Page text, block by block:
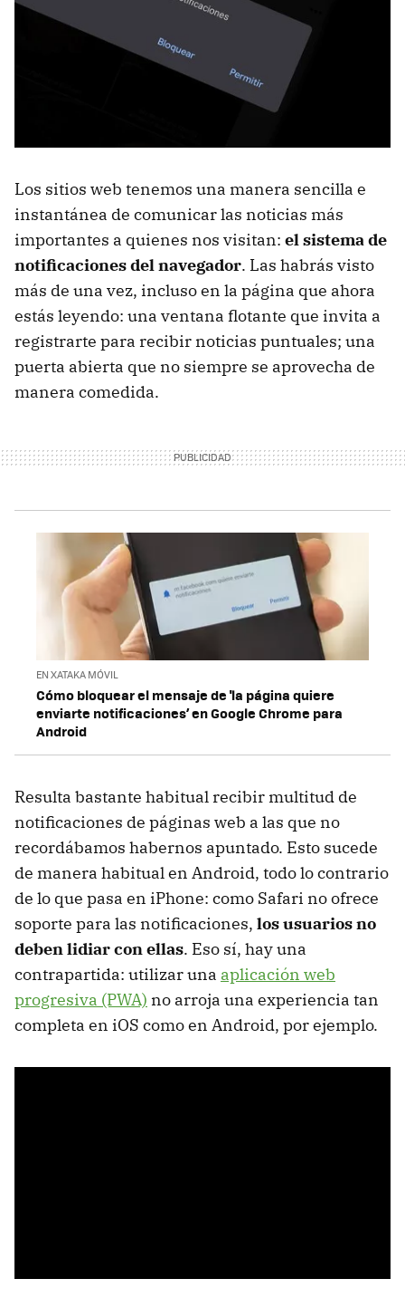
Los sitios web tenemos una manera sencilla e
instantánea de comunicar las noticias más
importantes a quienes nos visitan: el sistema de
notificaciones del navegador. Las habrás visto
más de una vez, incluso en la página que ahora
estás leyendo: una ventana flotante que invita a
registrarte para recibir noticias puntuales; una
puerta abierta que no siempre se aprovecha de
manera comedida.
EN XATAKA MÓVIL
Cómo bloquear el mensaje de 'la página quiere
enviarte notificaciones’ en Google Chrome para
Android
Resulta bastante habitual recibir multitud de
notificaciones de páginas web a las que no
recordábamos habernos apuntado. Esto sucede
de manera habitual en Android, todo lo contrario
de lo que pasa en iPhone: como Safari no ofrece
soporte para las notificaciones, los usuarios no
deben lidiar con ellas. Eso sí, hay una
contrapartida: utilizar una aplicación web
progresiva (PWA) no arroja una experiencia tan
completa en iOS como en Android, por ejemplo.